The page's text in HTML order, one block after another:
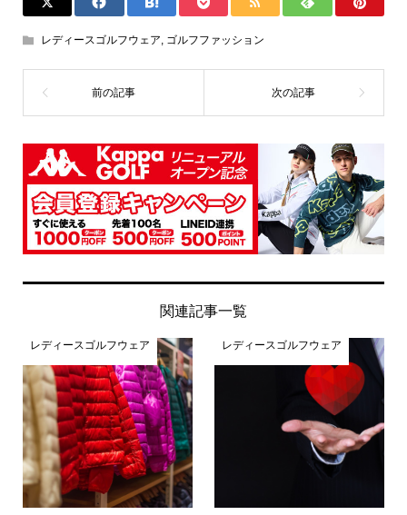
レディースゴルフウェア, ゴルフファッション
関連記事一覧
レディースゴルフウェア レディースゴルフウェア